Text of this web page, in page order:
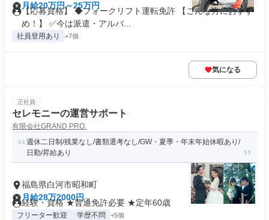
月給20万円～25万円
【応募資格】 ◆フォークリフト運転免許 【こんな方におすす
め！】 ✅今は派遣・アルバ...
社員登用あり +7個
気になる
正社員
セレモニーの運営サポート
有限会社GRAND PRO.
週休二日制/残業なし/書類選考なし/GW・夏季・年末年始休暇あり/
日勤/昇給あり
福島県白河市昭和町
月給28万2000円
経験・資格 ★普通免許必要 ★定年60歳
フリーター歓迎 学歴不問 +5個